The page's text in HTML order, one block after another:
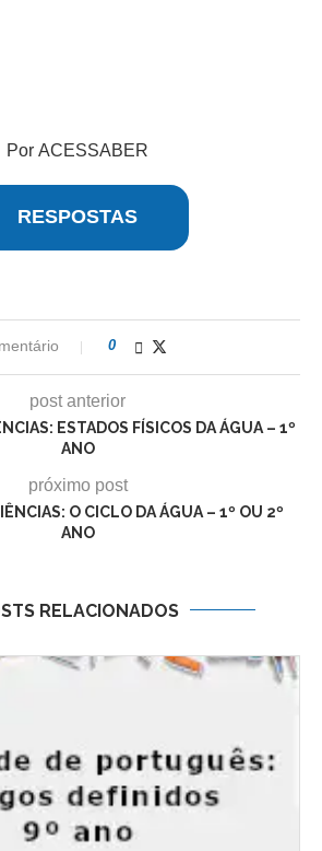
Por ACESSABER
RESPOSTAS
0
post anterior
ESTADOS FÍSICOS DA ÁGUA – 1º
ANO
próximo post
O CICLO DA ÁGUA – 1º OU 2º
ANO
RELACIONADOS